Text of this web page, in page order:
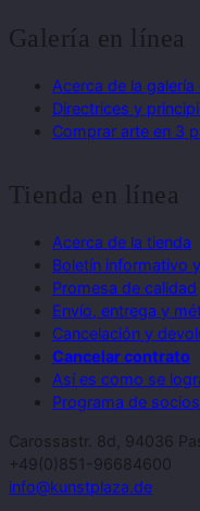
Galería en línea
Acerca de la galería
Directrices y
Comprar arte en 3
Tienda en línea
Acerca de la tienda
Boletín informativo
Promesa de calidad
Envío, entrega y
Cancelación y
Cancelar contrato
Así es como se
Programa de socios
Carossastr. 8d, 94036
+49(0)851-96684600
info@kunstplaza.de